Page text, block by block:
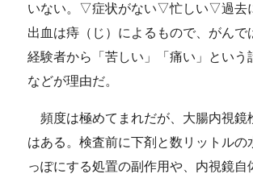
いない。▽症状がない▽忙しい▽過去
出血は痔（じ）によるもので、がん
経験者から「苦しい」「痛い」とい
などが理由だ。
頻度は極めてまれだが、大腸内視鏡
はある。検査前に下剤と数リットルの
っぽにする処置の副作用や、内視鏡自